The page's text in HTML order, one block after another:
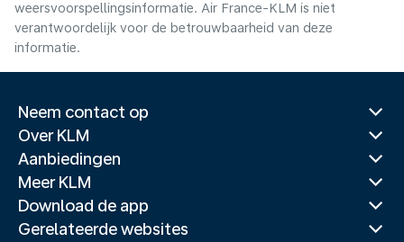
weersvoorspellingsinformatie. Air France-KLM is niet
verantwoordelijk voor de betrouwbaarheid van deze
informatie.
Neem contact op
Over KLM
Aanbiedingen
Meer KLM
Download de app
Gerelateerde websites